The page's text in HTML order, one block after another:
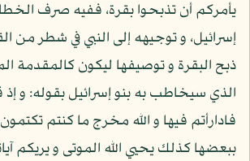
يأمركم أن تذبحوا بقرة، ففيه صرف
إسرائيل، و توجيهه إلى النبي في شطر من
ذبح البقرة و توصيفها ليكون
الذي سيخاطب به بنو إسرائيل بقوله: و إذ
فادارأتم فيها و الله مخرج ما كنتم
ببعضها كذلك يحيي الله الموتى و يريكم